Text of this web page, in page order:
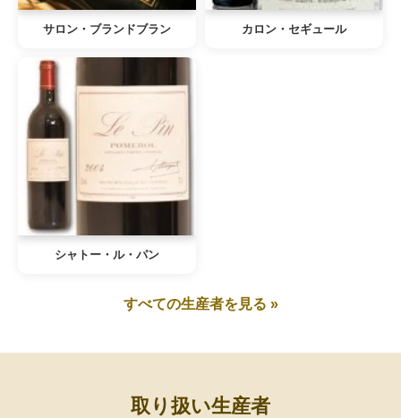
サロン・ブランドブラン カロン・セギュール
シャトー・ル・パン
すべての生産者を見る »
取り扱い生産者